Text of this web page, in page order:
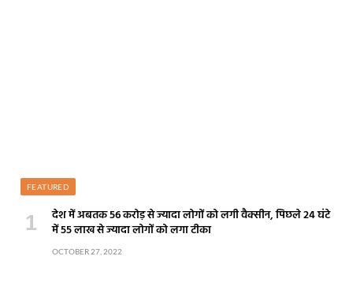
FEATURED
देश में अबतक 56 करोड़ से ज्यादा लोगों को लगी वैक्सीन, पिछले 24 घंटे
में 55 लाख से ज्यादा लोगों को लगा टीका
OCTOBER 27, 2022